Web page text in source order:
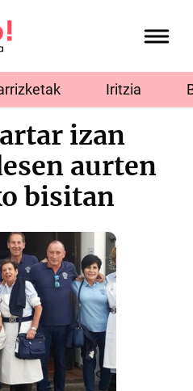
Iritzia
izan
aurten
bisitan